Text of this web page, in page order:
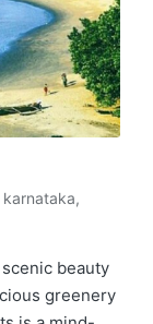
karnataka,
beauty
greenery